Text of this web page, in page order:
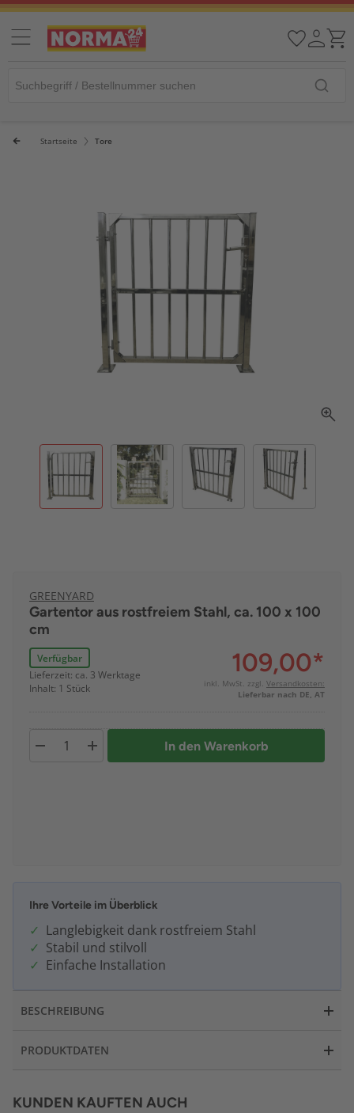
Startseite Tore
GREENYARD
Gartentor aus rostfreiem Stahl, ca. 100 x 100
cm
Verfügbar
Lieferzeit: ca. 3 Werktage
Inhalt: 1 Stück
109,00*
inkl. MwSt. zzgl. Versandkosten:
Lieferbar nach DE, AT
In den Warenkorb
Ihre Vorteile im Überblick
Langlebigkeit dank rostfreiem Stahl
Stabil und stilvoll
Einfache Installation
BESCHREIBUNG
PRODUKTDATEN
KUNDEN KAUFTEN AUCH